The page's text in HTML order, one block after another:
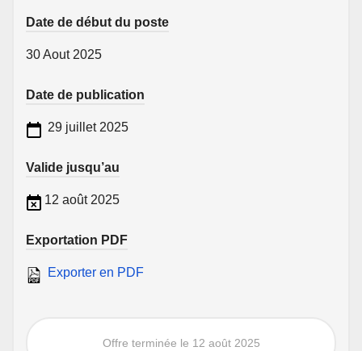
Date de début du poste
30 Aout 2025
Date de publication
29 juillet 2025
Valide jusqu’au
12 août 2025
Exportation PDF
Exporter en PDF
Offre terminée le 12 août 2025